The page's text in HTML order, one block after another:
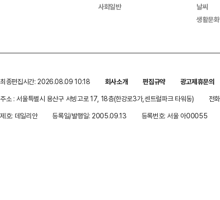
사회일반
날씨
생활문
최종편집시간: 2026.08.09 10:18 회사소개 편집규약
광고제휴문의
주소 : 서울특별시 용산구 서빙고로 17, 18층(한강로3가,센트럴파크 타워동)
전
제호: 데일리안
등록일/발행일: 2005.09.13 등록번호: 서울 아00055